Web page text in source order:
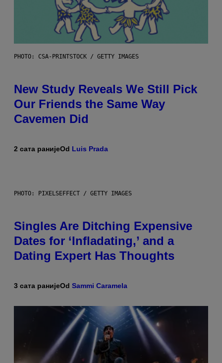
PHOTO: CSA-PRINTSTOCK / GETTY IMAGES
New Study Reveals We Still Pick
Our Friends the Same Way
Cavemen Did
2 сата ранијеOd Luis Prada
PHOTO: PIXELSEFFECT / GETTY IMAGES
Singles Are Ditching Expensive
Dates for ‘Infladating,’ and a
Dating Expert Has Thoughts
3 сата ранијеOd Sammi Caramela